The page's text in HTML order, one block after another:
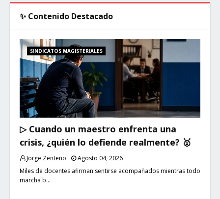
✨ Contenido Destacado
SINDICATOS MAGISTERIALES
▷ Cuando un maestro enfrenta una
crisis, ¿quién lo defiende realmente? 🥇
Jorge Zenteno
Agosto 04, 2026
Miles de docentes afirman sentirse acompañados mientras todo
marcha b…